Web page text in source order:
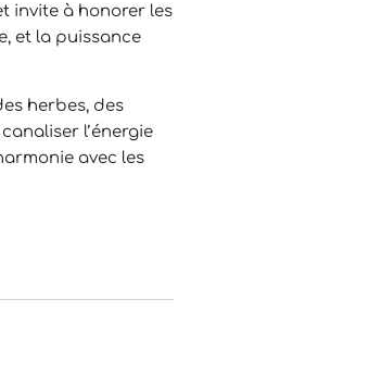
invite à honorer les
et la puissance
herbes, des
l’énergie
avec les